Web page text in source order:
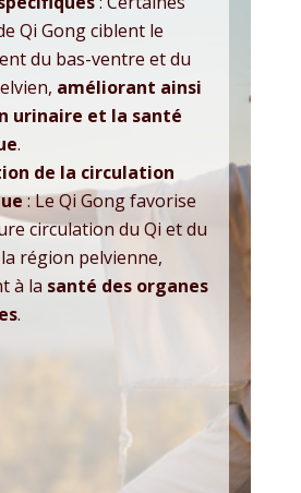
Qi Gong ciblent le
du bas-ventre et du
améliorant ainsi
urinaire et la santé
.
de la circulation
: Le Qi Gong favorise
circulation du Qi et du
région pelvienne,
à la santé des organes
.